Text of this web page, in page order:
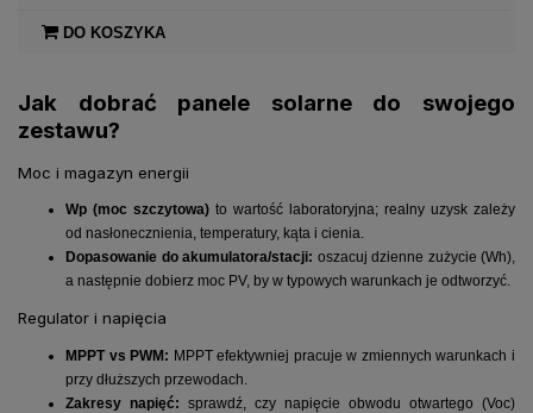
DO KOSZYKA
Jak dobrać panele solarne do swojego
zestawu?
Moc i magazyn energii
Wp (moc szczytowa) to wartość laboratoryjna; realny uzysk zależy
od nasłonecznienia, temperatury, kąta i cienia.
Dopasowanie do akumulatora/stacji: oszacuj dzienne zużycie (Wh),
a następnie dobierz moc PV, by w typowych warunkach je odtworzyć.
Regulator i napięcia
MPPT vs PWM: MPPT efektywniej pracuje w zmiennych warunkach i
przy dłuższych przewodach.
Zakresy napięć: sprawdź, czy napięcie obwodu otwartego (Voc)